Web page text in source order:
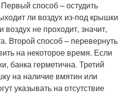
способ – остудить
ли воздух из-под крышки
не проходит, значит,
Второй способ – перевернуть
на некоторое время. Если
банка герметична. Третий
на наличие вмятин или
указывать на отсутствие